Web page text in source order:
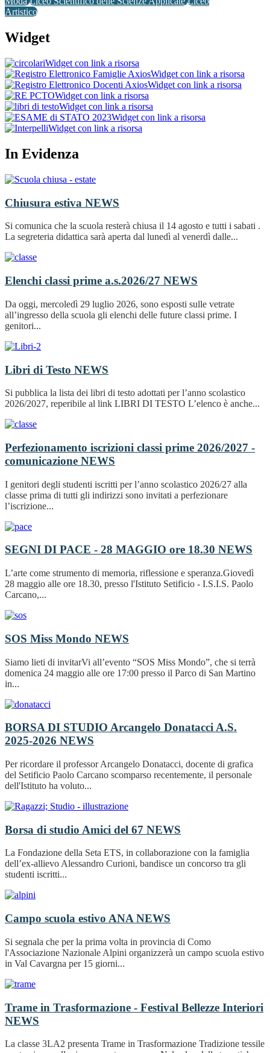
Artistico
Widget
Widget con link a risorsa
Widget con link a risorsa
Widget con link a risorsa
Widget con link a risorsa
Widget con link a risorsa
Widget con link a risorsa
Widget con link a risorsa
In Evidenza
Chiusura estiva NEWS
Si comunica che la scuola resterà chiusa il 14 agosto e tutti i sabati .
La segreteria didattica sarà aperta dal lunedì al venerdì dalle...
Elenchi classi prime a.s.2026/27 NEWS
Da oggi, mercoledì 29 luglio 2026, sono esposti sulle vetrate
all’ingresso della scuola gli elenchi delle future classi prime. I
genitori...
Libri di Testo NEWS
Si pubblica la lista dei libri di testo adottati per l’anno scolastico
2026/2027, reperibile al link LIBRI DI TESTO L’elenco è anche...
Perfezionamento iscrizioni classi prime 2026/2027 -
comunicazione NEWS
I genitori degli studenti iscritti per l’anno scolastico 2026/27 alla
classe prima di tutti gli indirizzi sono invitati a perfezionare
l’iscrizione...
SEGNI DI PACE - 28 MAGGIO ore 18.30 NEWS
L’arte come strumento di memoria, riflessione e speranza.Giovedì
28 maggio alle ore 18.30, presso l'Istituto Setificio - I.S.I.S. Paolo
Carcano,...
SOS Miss Mondo NEWS
Siamo lieti di invitarVi all’evento “SOS Miss Mondo”, che si terrà
domenica 24 maggio alle ore 17:00 presso il Parco di San Martino
in...
BORSA DI STUDIO Arcangelo Donatacci A.S.
2025-2026 NEWS
Per ricordare il professor Arcangelo Donatacci, docente di grafica
del Setificio Paolo Carcano scomparso recentemente, il personale
dell'Istituto ha voluto...
Borsa di studio Amici del 67 NEWS
La Fondazione della Seta ETS, in collaborazione con la famiglia
dell’ex-allievo Alessandro Curioni, bandisce un concorso tra gli
studenti iscritti...
Campo scuola estivo ANA NEWS
Si segnala che per la prima volta in provincia di Como
l'Associazione Nazionale Alpini organizzerà un campo scuola estivo
in Val Cavargna per 15 giorni...
Trame in Trasformazione - Festival Bellezze Interiori
NEWS
La classe 3LA2 presenta Trame in Trasformazione Tradizione tessile